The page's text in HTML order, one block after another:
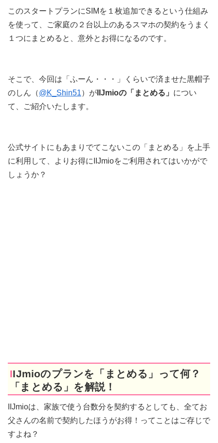
このスタートプランにSIMを１枚追加できるという仕組み
を使って、ご家庭の２台以上のあるスマホの契約をうまく
１つにまとめると、意外とお得になるのです。
そこで、今回は「ふーん・・・」くらいで済ませた黒帽子
のしん（@K_Shin51）が IIJmioの「まとめる」 につい
て、ご紹介いたします。
公式サイトにもあまりでてこないこの「まとめる」を上手
に利用して、よりお得にIIJmioをご利用されてはいかがで
しょうか？
IIJmioのプランを「まとめる」って何？
「まとめる」を解説！
IIJmioは、家族で使う台数分を契約するとしても、全てお
父さんの名前で契約したほうがお得！ってことはご存じで
すよね？